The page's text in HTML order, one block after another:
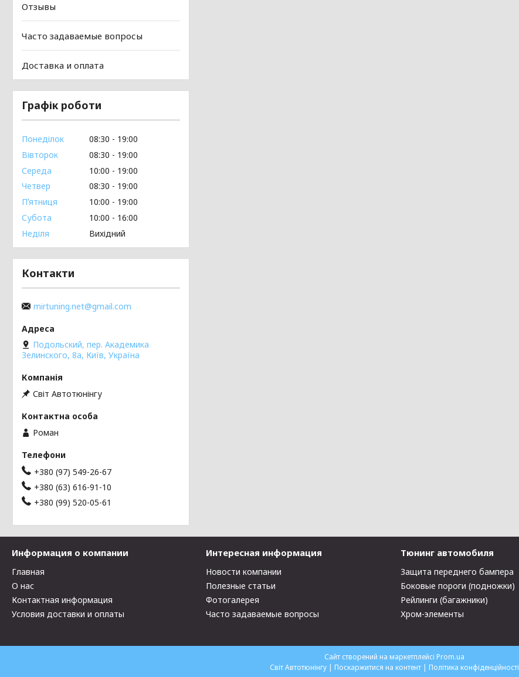
Отзывы
Часто задаваемые вопросы
Доставка и оплата
Графік роботи
Понеділок 08:30
19:00
Вівторок
08:30
19:00
Середа
10:00
19:00
Четвер
08:30
19:00
Пʼятниця
10:00
19:00
Субота
10:00
16:00
Неділя
Вихідний
Контакти
mirtuning.net@gmail.com
Подольский, пер. Академика
Зелинского, 8а, Київ, Україна
Світ Автотюнінгу
Роман
+380 (97) 549-26-67
+380 (63) 616-91-10
+380 (99) 520-05-61
Информация о компании
Главная
О нас
Контактная информация
Условия доставки и оплаты
Интересная информация
Новости компании
Полезные статьи
Фотогалерея
Часто задаваемые вопросы
Тюнинг автомобиля
Защита переднего бампера
Боковые пороги (подножки)
Рейлинги (багажники)
Хром-элементы
Сайт створений на маркетплейсі Prom.ua
Світ Автотюнінгу | Поскаржитися на контент | Політика конфіденційності